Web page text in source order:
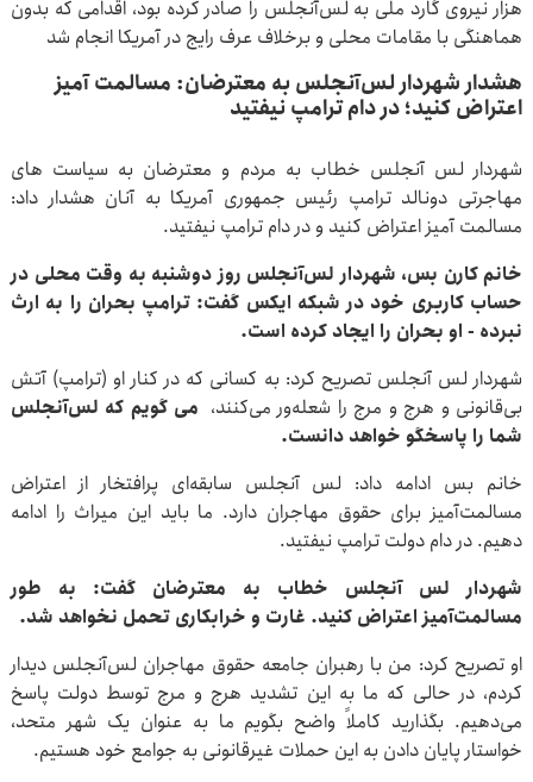
هزار نیروی گارد ملی به لس‌آنجلس را صادر کرده بود، اقدامی که بدون
هماهنگی با مقامات محلی و برخلاف عرف رایج در آمریکا انجام شد
هشدار شهردار لس‌آنجلس به معترضان: مسالمت آمیز
اعتراض کنید؛ در دام ترامپ نیفتید
شهردار لس آنجلس خطاب به مردم و معترضان به سیاست های
مهاجرتی دونالد ترامپ رئیس جمهوری آمریکا به آنان هشدار داد:
مسالمت آمیز اعتراض کنید و در دام ترامپ نیفتید.
خانم کارن بس، شهردار لس‌آنجلس روز دوشنبه به وقت محلی در
حساب کاربری خود در شبکه ایکس گفت: ترامپ بحران را به ارث
نبرده - او بحران را ایجاد کرده است.
شهردار لس آنجلس تصریح کرد: به کسانی که در کنار او (ترامپ) آتش
بی‌قانونی و هرج و مرج را شعله‌ور می‌کنند، می گویم که لس‌آنجلس
شما را پاسخگو خواهد دانست.
خانم بس ادامه داد: لس ‌آنجلس سابقه‌ای پرافتخار از اعتراض
مسالمت‌آمیز برای حقوق مهاجران دارد. ما باید این میراث را ادامه
دهیم. در دام دولت ترامپ نیفتید.
شهردار لس آنجلس خطاب به معترضان گفت: به طور
مسالمت‌آمیز اعتراض کنید. غارت و خرابکاری تحمل نخواهد شد.
او تصریح کرد: من با رهبران جامعه حقوق مهاجران لس‌آنجلس دیدار
کردم، در حالی که ما به این تشدید هرج و مرج توسط دولت پاسخ
می‌دهیم. بگذارید کاملاً واضح بگویم ما به عنوان یک شهر متحد،
خواستار پایان دادن به این حملات غیرقانونی به جوامع خود هستیم.